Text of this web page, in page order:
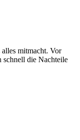
alles mitmacht. Vor
schnell die Nachteile